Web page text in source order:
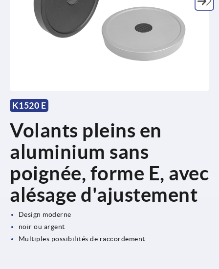
K1520 E
Volants pleins en
aluminium sans
poignée, forme E, avec
alésage d'ajustement
Design moderne
noir ou argent
Multiples possibilités de raccordement